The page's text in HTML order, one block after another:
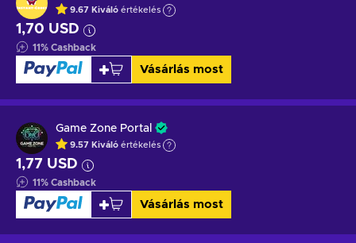
9.67 Kiváló értékelés
1,70 USD
11% Cashback
Vásárlás most
Game Zone Portal
9.57 Kiváló értékelés
1,77 USD
11% Cashback
Vásárlás most